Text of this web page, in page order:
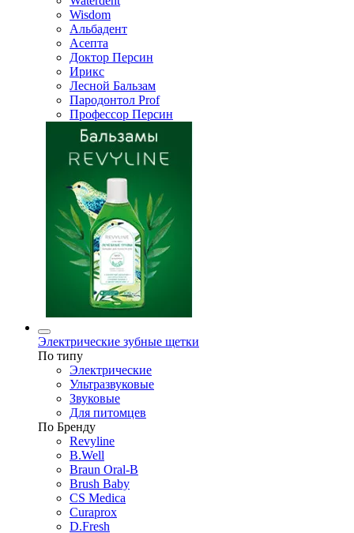
Wisdom
Альбадент
Асепта
Доктор Персин
Ирикс
Лесной Бальзам
Пародонтол Prof
Профессор Персин
Электрические зубные щетки
По типу
Электрические
Ультразвуковые
Звуковые
Для питомцев
По Бренду
Revyline
B.Well
Braun Oral-B
Brush Baby
CS Medica
Curaprox
D.Fresh